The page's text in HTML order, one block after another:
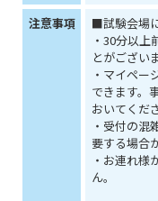
注意事項
■試験会場
・30分以
とがござい
・マイペー
できます。
おいてくだ
・受付の混
要する場合
・お連れ様
ん。